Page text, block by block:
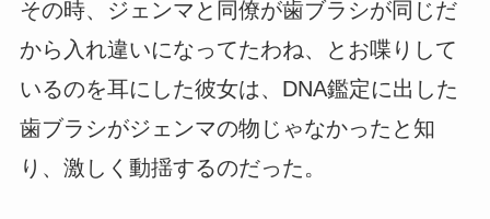
その時、ジェンマと同僚が歯ブラシが同じだ
から入れ違いになってたわね、とお喋りして
いるのを耳にした彼女は、DNA鑑定に出した
歯ブラシがジェンマの物じゃなかったと知
り、激しく動揺するのだった。